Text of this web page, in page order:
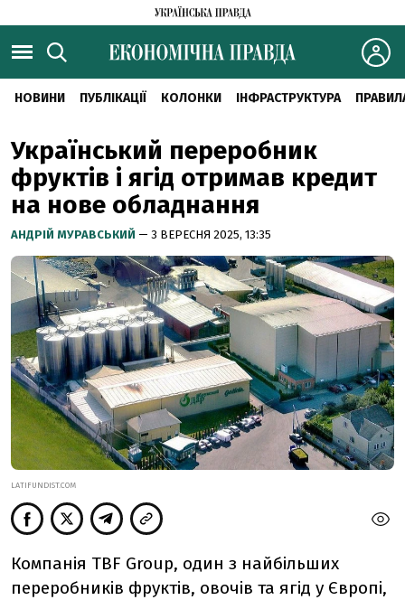
НОВИНИ ПУБЛІКАЦІЇ КОЛОНКИ ІНФРАСТРУКТУРА
Український переробник
фруктів і ягід отримав кредит
на нове обладнання
АНДРІЙ МУРАВСЬКИЙ — 3 ВЕРЕСНЯ 2025, 13:35
LATIFUNDIST.COM
Компанія TBF Group, один з найбільших
переробників фруктів, овочів та ягід у Європі,